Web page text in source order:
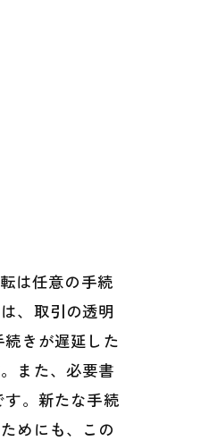
は任意の手続
、取引の透明
きが遅延した
また、必要書
。新たな手続
めにも、この